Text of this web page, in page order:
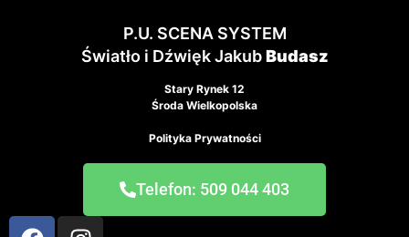
P.U. SCENA SYSTEM
Światło i Dźwięk JakubBudasz
Stary Rynek 12
Środa Wielkopolska
Polityka Prywatności
Telefon: 509 044 403